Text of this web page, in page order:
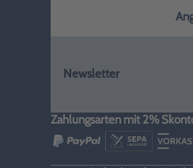
Newsletter
Zahlungsarten mit 2%